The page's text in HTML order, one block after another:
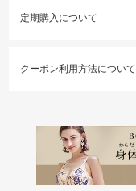
定期購入について
クーポン利用方法について